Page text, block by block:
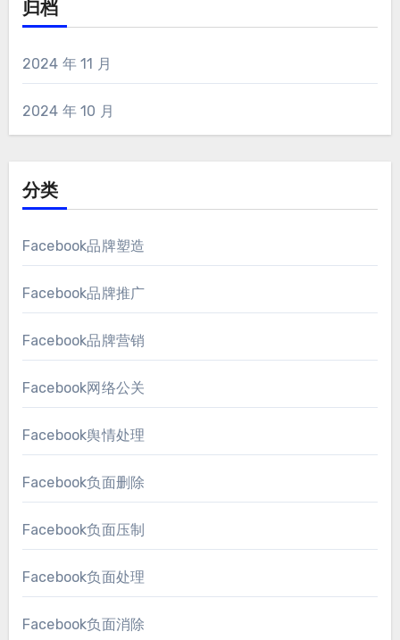
归档
2024 年 11 月
2024 年 10 月
分类
Facebook品牌塑造
Facebook品牌推广
Facebook品牌营销
Facebook网络公关
Facebook舆情处理
Facebook负面删除
Facebook负面压制
Facebook负面处理
Facebook负面消除